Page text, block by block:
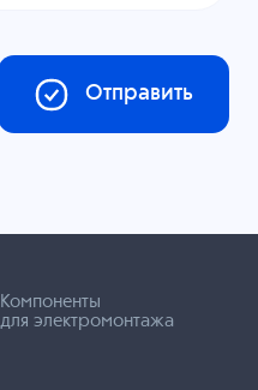
Отправить
Компоненты
для электромонтажа